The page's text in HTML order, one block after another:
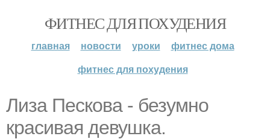
ФИТНЕС ДЛЯ ПОХУДЕНИЯ
главная новости уроки
фитнес дома
фитнес для похудения
Лиза Пескова - безумно
красивая девушка.